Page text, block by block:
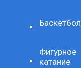
Баскетбол
Фигурное
катание